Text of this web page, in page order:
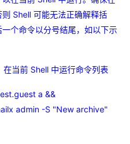
Shell 可能无法正确解释括
个命令以分号结尾，如以下示
当前 Shell 中运行命令列表
a &&
admin -S "New archive"